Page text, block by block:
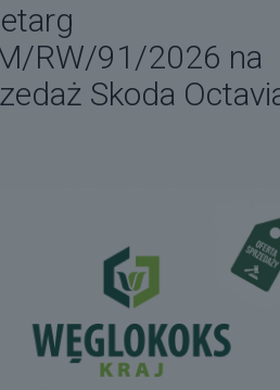
RW/91/2026 na
Skoda